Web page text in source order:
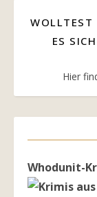
WOLLTEST
ES
Hier
Whodunit-